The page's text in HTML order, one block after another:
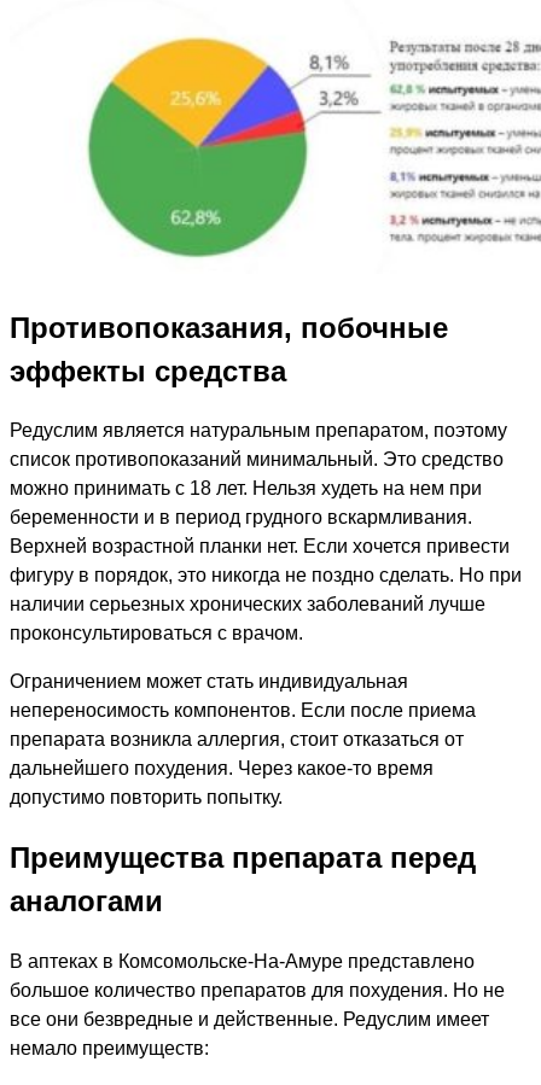
Противопоказания, побочные
эффекты средства
Редуслим является натуральным препаратом, поэтому
список противопоказаний минимальный. Это средство
можно принимать с 18 лет. Нельзя худеть на нем при
беременности и в период грудного вскармливания.
Верхней возрастной планки нет. Если хочется привести
фигуру в порядок, это никогда не поздно сделать. Но при
наличии серьезных хронических заболеваний лучше
проконсультироваться с врачом.
Ограничением может стать индивидуальная
непереносимость компонентов. Если после приема
препарата возникла аллергия, стоит отказаться от
дальнейшего похудения. Через какое-то время
допустимо повторить попытку.
Преимущества препарата перед
аналогами
В аптеках в Комсомольске-На-Амуре представлено
большое количество препаратов для похудения. Но не
все они безвредные и действенные. Редуслим имеет
немало преимуществ: